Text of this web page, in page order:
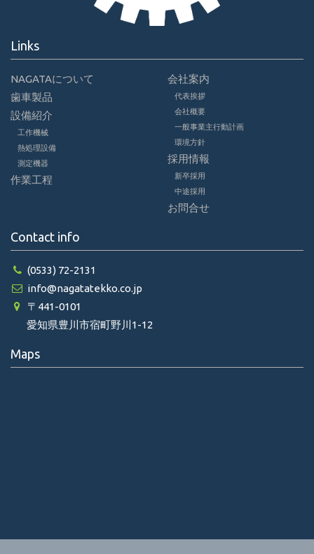
Links
NAGATAについて
歯車製品
設備紹介
工作機械
熱処理設備
測定機器
作業工程
会社案内
代表挨拶
会社概要
一般事業主行動計画
環境方針
採用情報
新卒採用
中途採用
お問合せ
Contact info
(0533) 72-2131
info@nagatatekko.co.jp
〒441-0101
愛知県豊川市宿町野川1-12
Maps